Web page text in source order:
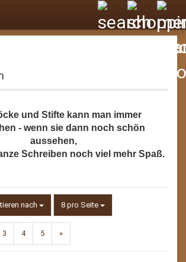
und Stifte kann man immer
- wenn sie dann noch schön
aussehen,
Schreiben noch viel mehr Spaß.
nach
nach 8 pro Seite
pro Seite
3 4 5 »